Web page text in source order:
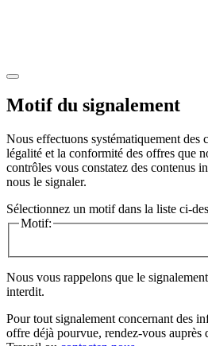
Motif du signalement
Nous effectuons systématiquement des
légalité et la conformité des offres que
contrôles vous constatez des contenus
nous le signaler.
Sélectionnez un motif dans la liste ci-
Motif:
Nous vous rappelons que le
interdit.
Pour tout signalement concernant des
offre déjà pourvue, rendez-vous auprès